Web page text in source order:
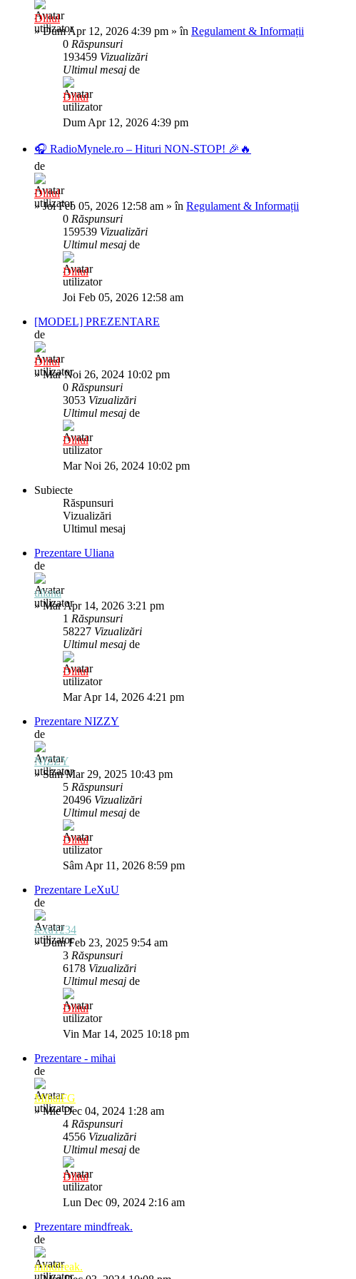
Diliul
»Dum Apr 12, 2026 4:39 pm » în Regulament & Informații
0 Răspunsuri
193459 Vizualizări
Ultimul mesaj de
Diliul
Dum Apr 12, 2026 4:39 pm
🎧 RadioMynele.ro – Hituri NON-STOP! 🎉🔥
de
Diliul
»Joi Feb 05, 2026 12:58 am » în Regulament & Informații
0 Răspunsuri
159539 Vizualizări
Ultimul mesaj de
Diliul
Joi Feb 05, 2026 12:58 am
[MODEL] PREZENTARE
de
Diliul
»Mar Noi 26, 2024 10:02 pm
0 Răspunsuri
3053 Vizualizări
Ultimul mesaj de
Diliul
Mar Noi 26, 2024 10:02 pm
Subiecte
Răspunsuri
Vizualizări
Ultimul mesaj
Prezentare Uliana
de
uliana
»Mar Apr 14, 2026 3:21 pm
1 Răspunsuri
58227 Vizualizări
Ultimul mesaj de
Diliul
Mar Apr 14, 2026 4:21 pm
Prezentare NIZZY
de
NIZZY
»Sâm Mar 29, 2025 10:43 pm
5 Răspunsuri
20496 Vizualizări
Ultimul mesaj de
Diliul
Sâm Apr 11, 2026 8:59 pm
Prezentare LeXuU
de
lexu1234
»Dum Feb 23, 2025 9:54 am
3 Răspunsuri
6178 Vizualizări
Ultimul mesaj de
Diliul
Vin Mar 14, 2025 10:18 pm
Prezentare - mihai
de
MihaiFG
»Mie Dec 04, 2024 1:28 am
4 Răspunsuri
4556 Vizualizări
Ultimul mesaj de
Diliul
Lun Dec 09, 2024 2:16 am
Prezentare mindfreak.
de
mindfreak.